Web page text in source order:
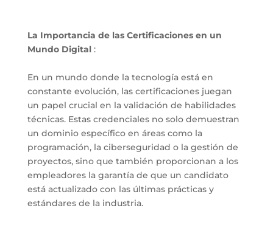
La Importancia de las Certificaciones en un
Mundo Digital:
En un mundo donde la tecnología está en
constante evolución, las certificaciones juegan
un papel crucial en la validación de habilidades
técnicas. Estas credenciales no solo demuestran
un dominio específico en áreas como la
programación, la ciberseguridad o la gestión de
proyectos, sino que también proporcionan a los
empleadores la garantía de que un candidato
está actualizado con las últimas prácticas y
estándares de la industria.